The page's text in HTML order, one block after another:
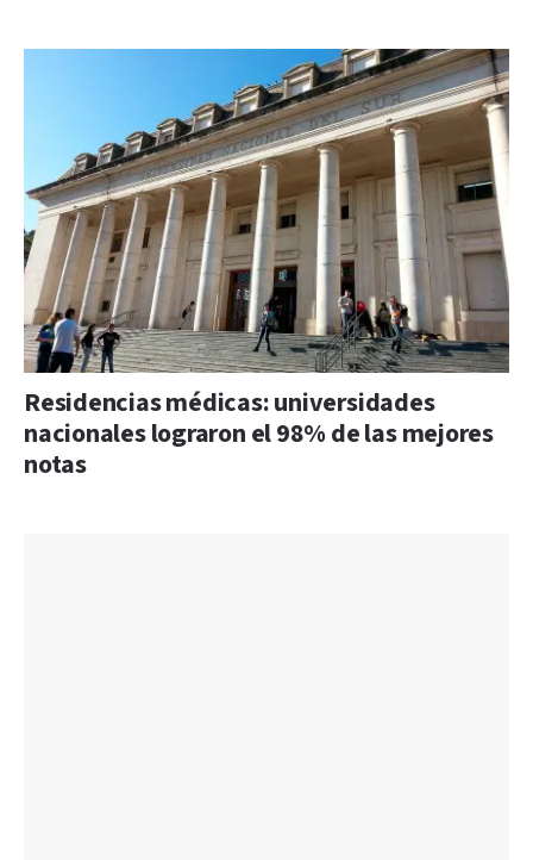
Residencias médicas: universidades
nacionales lograron el 98% de las mejores
notas